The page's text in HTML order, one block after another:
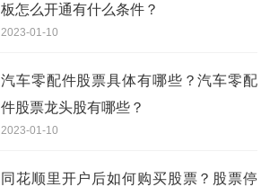
板怎么开通有什么条件？
2023-01-10
汽车零配件股票具体有哪些？汽车零配
件股票龙头股有哪些？
2023-01-10
同花顺里开户后如何购买股票？股票停